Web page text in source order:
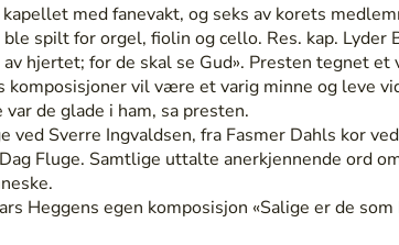
med fanevakt, og seks av korets
spilt for orgel, fiolin og cello. Res. kap.
hjertet; for de skal se Gud». Presten tegnet
vil være et varig minne og leve
de glade i ham, sa presten.
Sverre Ingvaldsen, fra Fasmer Dahls kor
Fluge. Samtlige uttalte anerkjennende ord
Heggens egen komposisjon «Salige er de som